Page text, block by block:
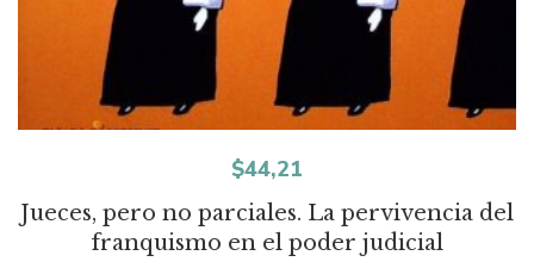
Jueces, pero no parciales. La pervivencia del
franquismo en el poder judicial
$44,21